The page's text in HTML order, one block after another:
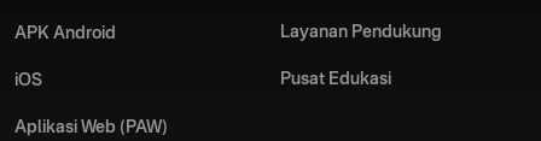
APK Android
iOS
Aplikasi Web (PAW)
Layanan Pendukung
Pusat Edukasi